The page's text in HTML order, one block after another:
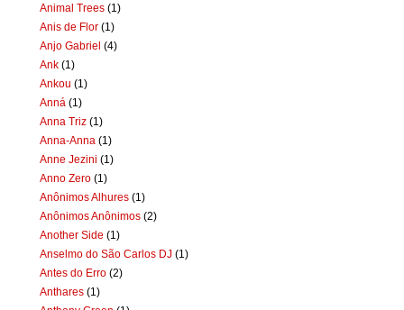
Animal Trees (1)
Anis de Flor (1)
Anjo Gabriel (4)
Ank (1)
Ankou (1)
Anná (1)
Anna Triz (1)
Anna-Anna (1)
Anne Jezini (1)
Anno Zero (1)
Anônimos Alhures (1)
Anônimos Anônimos (2)
Another Side (1)
Anselmo do São Carlos DJ (1)
Antes do Erro (2)
Anthares (1)